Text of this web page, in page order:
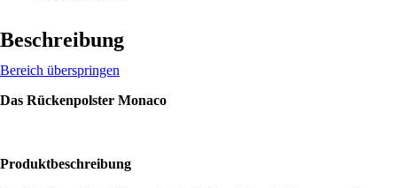
Beschreibung
Bereich überspringen
Das Rückenpolster Monaco
Produktbeschreibung